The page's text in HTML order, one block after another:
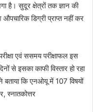
है। सुदूर क्षेत्रों तक ज्ञान की
डिग्री प्राप्त नहीं कर
एवं ससमय परीक्षाफल इस
से इसका काफी विस्तार हो रहा
कि एनओयू में 107 विषयों
स्नातकोत्तर